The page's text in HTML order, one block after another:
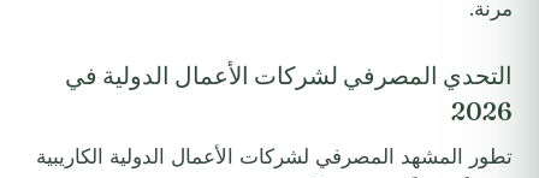
مرنة.
التحدي المصرفي لشركات الأعمال الدولية في
2026
تطور المشهد المصرفي لشركات الأعمال الدولية الكاريبية